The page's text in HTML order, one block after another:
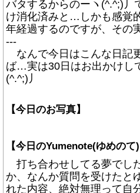
バタするからのーヽ(^.^;)丿
け消化済みと…しかも感覚
年経過するのですが、その
---
なんで今日はこんな日記
ば…実は30日はお出かけ
(^.^;)丿
【今日のお写真】
【今日のYumenote(ゆめのて)
打ち合わせしてる夢でし
か、なんか質問を受けたと
れた内容、絶対無理って自